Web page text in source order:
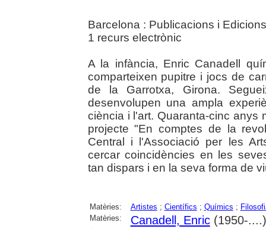
Barcelona : Publicacions i
1 recurs electrònic
A la infància, Enric Canadell
comparteixen pupitre i jocs de
de la Garrotxa, Girona.
desenvolupen una ampla
ciència i l'art. Quaranta-cinc anys
projecte "En comptes de la
Central i l'Associació per les
cercar coincidències en les
tan dispars i en la seva forma de
Matèries: Artistes ; Científics ; Químics ;
Matèries:
Canadell, Enric(1950-